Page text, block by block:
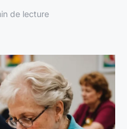
de lecture